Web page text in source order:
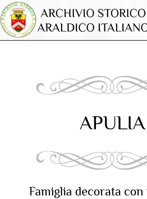
APULIA
Famiglia decorata